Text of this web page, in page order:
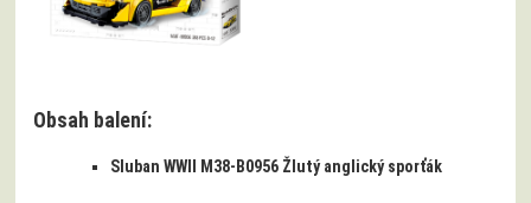
Obsah balení:
Sluban WWII M38-B0956 Žlutý anglický sporťák